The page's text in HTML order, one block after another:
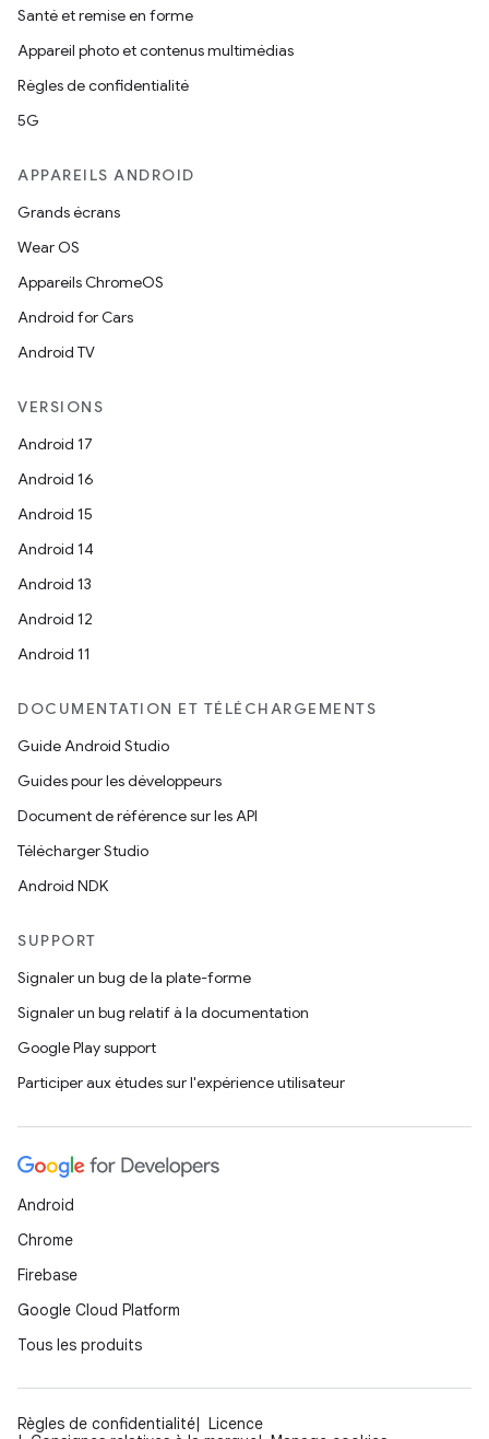
Santé et remise en forme
Appareil photo et contenus multimédias
Règles de confidentialité
5G
APPAREILS ANDROID
Grands écrans
Wear OS
Appareils ChromeOS
Android for Cars
Android TV
VERSIONS
Android 17
Android 16
Android 15
Android 14
Android 13
Android 12
Android 11
DOCUMENTATION ET TÉLÉCHARGEMENTS
Guide Android Studio
Guides pour les développeurs
Document de référence sur les API
Télécharger Studio
Android NDK
SUPPORT
Signaler un bug de la plate-forme
Signaler un bug relatif à la documentation
Google Play support
Participer aux études sur l'expérience utilisateur
Android
Chrome
Firebase
Google Cloud Platform
Tous les produits
Règles de confidentialité
Licence